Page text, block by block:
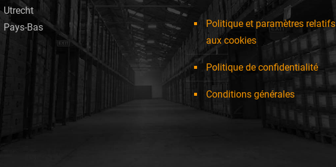
Utrecht
Pays-Bas
Politique et paramètres relatifs
aux cookies
Politique de confidentialité
Conditions générales